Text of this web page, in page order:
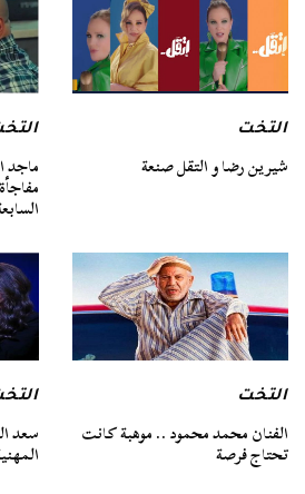
التخت
شيرين رضا و التقل صنعة ماجد
التخت
الفنان محمد محمود .. موهبة كانت
تحتاج فرصة
سعد